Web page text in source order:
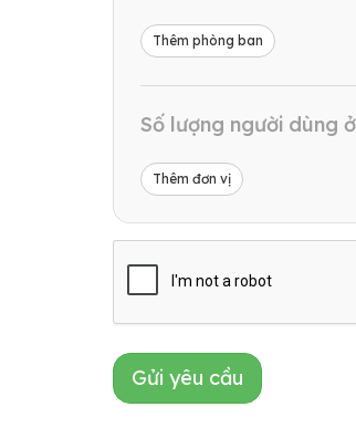
Thêm phòng ban
Số lượng người dùng
Thêm đơn vị
Gửi yêu cầu